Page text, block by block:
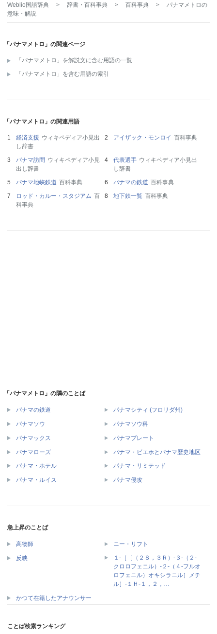
Weblio国語辞典 > 辞書・百科事典 > 百科事典 > パナマメトロの
意味・解説
「パナマメトロ」の関連ページ
「パナマメトロ」を解説文に含む用語の一覧
「パナマメトロ」を含む用語の索引
「パナマメトロ」の関連用語
経済支援 ウィキペディア小見出
し辞書
アイザック・モンロイ 百科事典
パナマ訪問 ウィキペディア小見
出し辞書
代表選手 ウィキペディア小見出
し辞書
パナマ地峡鉄道 百科事典 パナマの鉄道 百科事典
ロッド・カルー・スタジアム 百
科事典
地下鉄一覧 百科事典
「パナマメトロ」の隣のことば
パナマの鉄道 パナマシティ (フロリダ州)
パナマソウ パナマソウ科
パナマックス パナマプレート
パナマローズ パナマ・ビエホとパナマ歴史地区
パナマ・ホテル パナマ・リミテッド
パナマ・ルイス パナマ侵攻
急上昇のことば
高物師 ニー・リフト
反映
１‐［［（２Ｓ，３Ｒ）‐３‐（２‐
クロロフェニル）‐２‐（４‐フルオ
ロフェニル）オキシラニル］メチ
ル］‐１Ｈ‐１，２，…
かつて在籍したアナウンサー
ことば検索ランキング